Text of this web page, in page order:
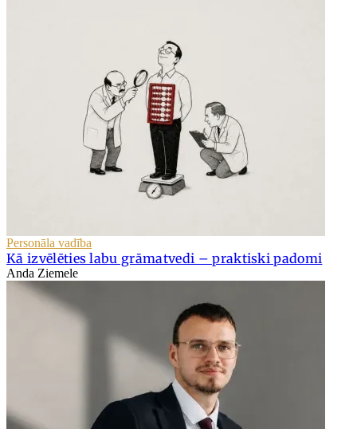
Personāla vadība
Kā izvēlēties labu grāmatvedi – praktiski padomi
Anda Ziemele